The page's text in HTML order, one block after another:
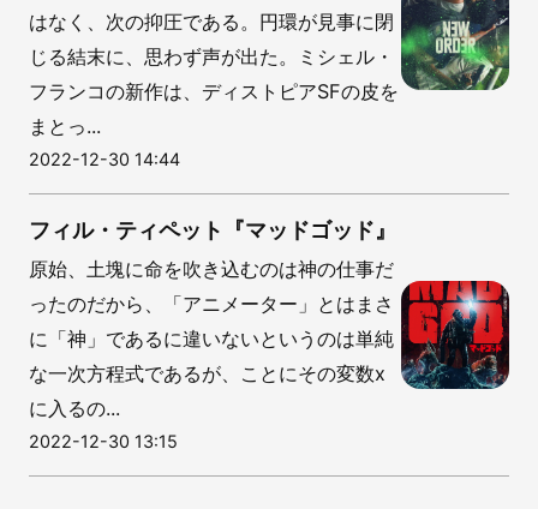
はなく、次の抑圧である。円環が見事に閉
じる結末に、思わず声が出た。ミシェル・
フランコの新作は、ディストピアSFの皮を
まとっ...
2022-12-30 14:44
フィル・ティペット『マッドゴッド』
原始、土塊に命を吹き込むのは神の仕事だ
ったのだから、「アニメーター」とはまさ
に「神」であるに違いないというのは単純
な一次方程式であるが、ことにその変数x
に入るの...
2022-12-30 13:15